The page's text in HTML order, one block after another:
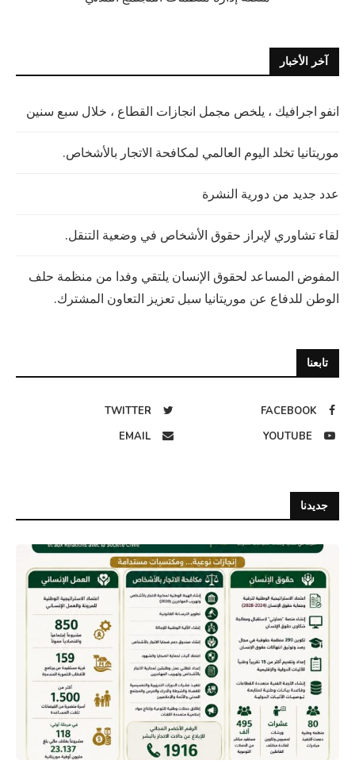
آخر الأخبار
انفو اجرافيك ، يلخص مجمل انجازات القطاع ، خلال سبع سنين
موريتانيا تخلد اليوم العالمي لمكافحة الاتجار بالأشخاص.
عدد جديد من دورية النشرة
لقاء تشاوري لإبراز حقوق الأشخاص في وضعية التنقل.
المفوض المساعد لحقوق الإنسان يلتقي وفدا من منظمة حلف
الوطن للدفاع عن موريتانيا سبل تعزيز التعاون المشترك.
تابعنا
FACEBOOK
TWITTER
YOUTUBE
EMAIL
جديدنا